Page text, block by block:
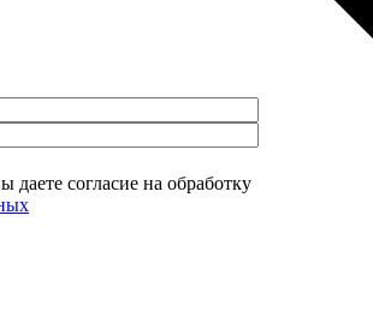
согласие на обработку